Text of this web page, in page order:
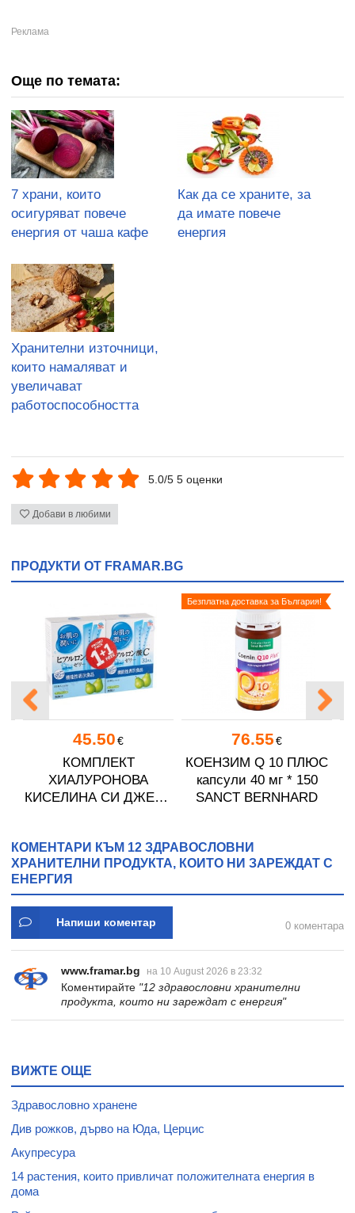
Още по темата:
7 храни, които
осигуряват повече
енергия от чаша кафе
Как да се храните, за
да имате повече
енергия
Хранителни източници,
които намаляват и
увеличават
работоспособността
5.0/5 5 оценки
Добави в любими
ПРОДУКТИ ОТ FRAMAR.BG
45.50 €
КОМПЛЕКТ
ХИАЛУРОНОВА
КИСЕЛИНА СИ ДЖЕЛИ
76.55 €
КОЕНЗИМ Q 10 ПЛЮС
капсули 40 мг * 150
SANCT BERNHARD
Безплатна доставка за България!
КОМЕНТАРИ КЪМ 12 ЗДРАВОСЛОВНИ
ХРАНИТЕЛНИ ПРОДУКТА, КОИТО НИ ЗАРЕЖДАТ С
ЕНЕРГИЯ
Напиши коментар 0 коментара
www.framar.bg на 10 August 2026 в 23:32
Коментирайте "12 здравословни хранителни
продукта, които ни зареждат с енергия"
ВИЖТЕ ОЩЕ
Здравословно хранене
Див рожков, дърво на Юда, Церцис
Акупресура
14 растения, които привличат положителната енергия в
дома